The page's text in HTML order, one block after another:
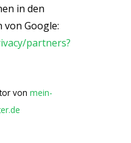
in den
Google:
partners?
vonmein-